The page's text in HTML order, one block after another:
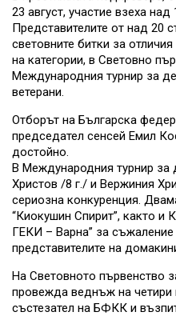
23 август, участие взеха над
Представителите от над 20
световните битки за
на категории, в Световно
Международния турнир за
ветерани.
Отборът на Българска
председател сенсей Емил
достойно.
В Международния турнир за
Христов /8 г./ и Вержиния
сериозна конкуренция.
“Киокушин Спирит”, както
ГЕКИ – Варна” за
представителите на
На Световното първенство
провежда веднъж на четири
състезател на БФКК и